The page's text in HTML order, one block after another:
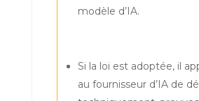
modèle d’IA.
Si la loi est adoptée, il
au fournisseur d’IA de